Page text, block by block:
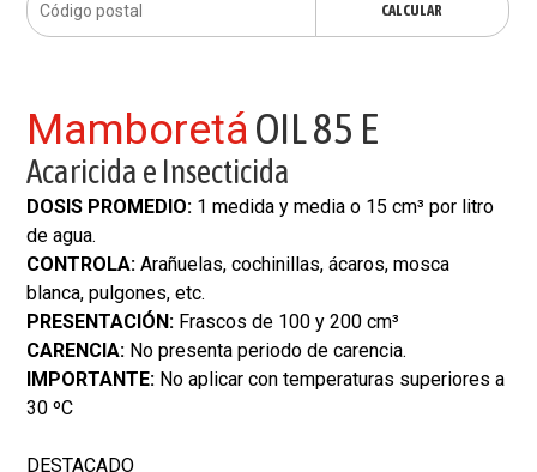
CALCULAR
MamboretáOIL 85 E
Acaricida e Insecticida
DOSIS PROMEDIO: 1 medida y media o 15 cm³ por litro
de agua.
CONTROLA: Arañuelas, cochinillas, ácaros, mosca
blanca, pulgones, etc.
PRESENTACIÓN: Frascos de 100 y 200 cm³
CARENCIA: No presenta periodo de carencia.
IMPORTANTE: No aplicar con temperaturas superiores a
30 ºC
DESTACADO